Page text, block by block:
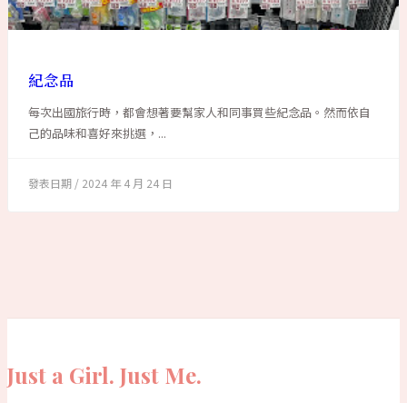
紀念品
每次出國旅行時，都會想著要幫家人和同事買些紀念品。然而依自
己的品味和喜好來挑選，...
2024 年 4 月 24 日
Just a Girl. Just Me.